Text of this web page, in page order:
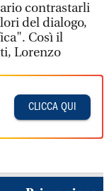
contrastarli
del dialogo,
Così il
Lorenzo
CLICCA QUI